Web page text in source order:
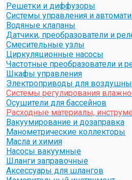
Решетки и диффузоры
Системы управления и
Водяные клапаны
Датчики, преобразователи и
Смесительные узлы
Циркуляционные насосы
Частотные преобразователи и
Шкафы управления
Электроприводы для
Системы регулирования
Осушители для бассейнов
Расходные материалы,
Вакуумирование и дозаправка
Манометрические коллекторы
Масла и химия
Насосы вакуумные
Шланги заправочные
Аксессуары для шлангов